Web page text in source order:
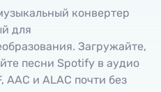
конвертер
для
Загружайте,
песни Spotify в аудио
AAC и ALAC почти без